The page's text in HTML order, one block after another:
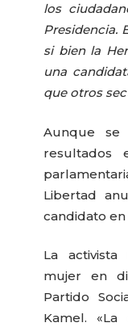
los
Presidencia.
si bien la
una
que otros
Aunque se
resultados
Libertad
candidato
La activista
mujer en
Partido
Kamel. «La